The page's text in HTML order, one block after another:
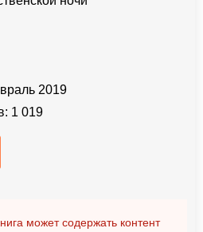
2019
1 019
может содержать контент